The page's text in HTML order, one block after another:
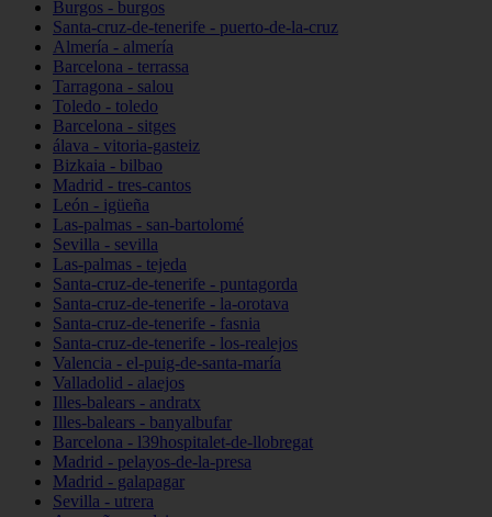
Burgos - burgos
Santa-cruz-de-tenerife - puerto-de-la-cruz
Almería - almería
Barcelona - terrassa
Tarragona - salou
Toledo - toledo
Barcelona - sitges
álava - vitoria-gasteiz
Bizkaia - bilbao
Madrid - tres-cantos
León - igüeña
Las-palmas - san-bartolomé
Sevilla - sevilla
Las-palmas - tejeda
Santa-cruz-de-tenerife - puntagorda
Santa-cruz-de-tenerife - la-orotava
Santa-cruz-de-tenerife - fasnia
Santa-cruz-de-tenerife - los-realejos
Valencia - el-puig-de-santa-maría
Valladolid - alaejos
Illes-balears - andratx
Illes-balears - banyalbufar
Barcelona - l39hospitalet-de-llobregat
Madrid - pelayos-de-la-presa
Madrid - galapagar
Sevilla - utrera